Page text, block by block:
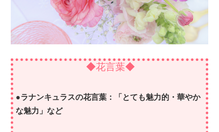
◆花言葉◆
●ラナンキュラスの花言葉：「とても魅力的・華やか
な魅力」など